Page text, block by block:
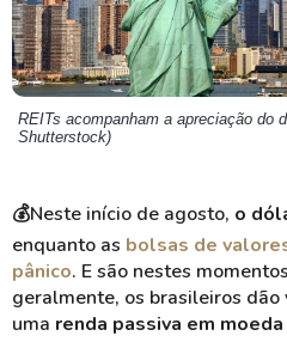
REITs acompanham a apreciação do
Shutterstock)
💰Neste início de agosto, o
enquanto as bolsas de
pânico. E são nestes
geralmente, os brasileiros
uma renda passiva em